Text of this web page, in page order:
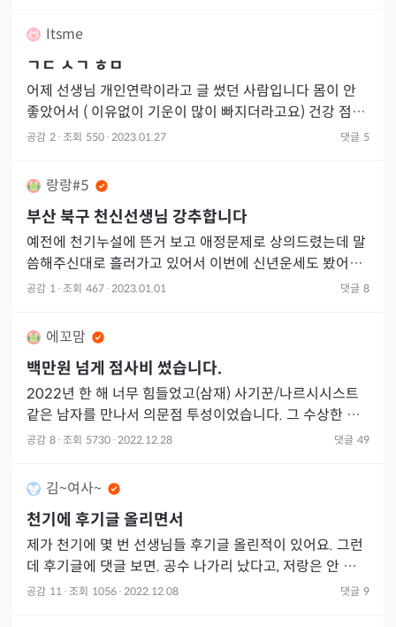
Itsme
ㄱㄷ ㅅㄱ ㅎㅁ
어제 선생님 개인연락이라고 글 썼던 사람입니다 몸이 안
좋았어서 ( 이유없이 기운이 많이 빠지더라고요) 건강 점사
를 잘 보신다고 해서 점사를 보았습니다 후기도 좋았구요
공감 2 · 조회 550 · 2023.01.27 댓글 5
랑랑#5
부산 북구 천신선생님 강추합니다
예전에 천기누설에 뜬거 보고 애정문제로 상의드렸는데 말
씀해주신대로 흘러가고 있어서 이번에 신년운세도 봤어요.
제 일년 전반적인 조심해야 할 부분 좋을 부분 다 알려주시
공감 1 · 조회 467 · 2023.01.01 댓글 8
에꼬맘
백만원 넘게 점사비 썼습니다.
2022년 한 해 너무 힘들었고(삼재) 사기꾼/나르시시스트
같은 남자를 만나서 의문점 투성이었습니다. 그 수상한 남
자는 만난지 얼마 되지도 않아서 결혼을 엄청 추진했기때문
공감 8 · 조회 5730 · 2022.12.28 댓글 49
김~여사~
천기에 후기글 올리면서
제가 천기에 몇 번 선생님들 후기글 올린적이 있어요. 그런
데 후기글에 댓글 보면. 공수 나가리 났다고, 저랑은 안 맞았
어요 등등 이런 내용을 댓글 달 수는 있다고 생각합니다.단
공감 11 · 조회 1056 · 2022.12.08 댓글 9